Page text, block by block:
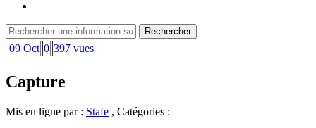
09 Oct 0 397 vues
Capture
Mis en ligne par : Stafe , Catégories :